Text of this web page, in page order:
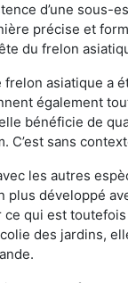
d’une sous-
précise et
du frelon
asiatique a
également
bénéficie de
C’est sans
les autres
développé
qui est
des jardins,